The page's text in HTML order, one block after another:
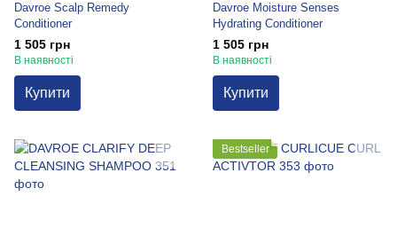
Davroe Scalp Remedy
Conditioner
1 505 грн
В наявності
Купити
Davroe Moisture Senses
Hydrating Conditioner
1 505 грн
В наявності
Купити
Bestseller